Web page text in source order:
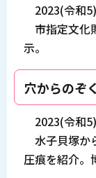
2023(令和
市指定文化
示。
穴からのぞ
2023(令和
水子貝塚か
圧痕を紹介。